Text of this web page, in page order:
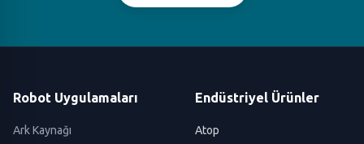
Robot Uygulamaları
Ark Kaynağı
Endüstriyel Ürünler
Atop